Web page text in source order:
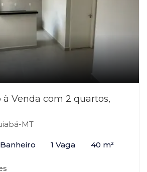
Venda com 2 quartos,
MT
Banheiro 1 Vaga 40 m²